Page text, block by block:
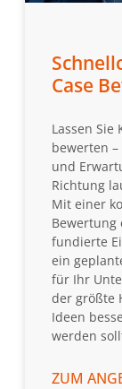
Case
Lassen Sie
bewerten
und
Richtung
Mit einer
Bewertung
fundierte
ein
für Ihr
der größte
Ideen
werden
ZUM